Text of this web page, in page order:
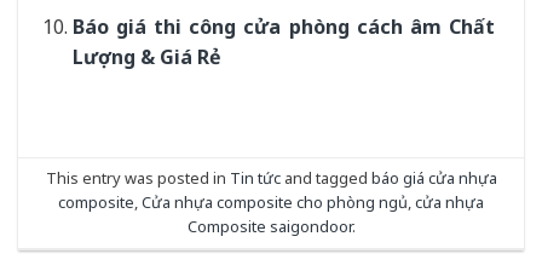
Báo giá thi công cửa phòng cách âm Chất
Lượng & Giá Rẻ
This entry was posted in Tin tứcand tagged báo giá cửa nhựa
composite,Cửa nhựa composite cho phòng ngủ,cửa nhựa
Composite saigondoor.